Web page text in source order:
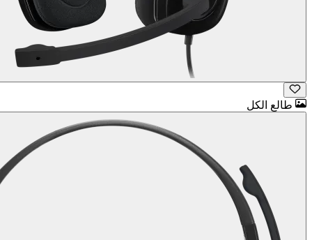
طالع الكل